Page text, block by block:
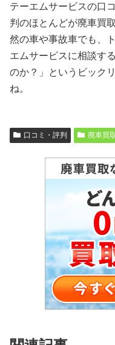
テーエムサービスの口
判のほとんどが廃車買
然の車や事故車でも、
エムサービスに相談す
のか？」というビック
ね。
口コミ・評判 廃車買